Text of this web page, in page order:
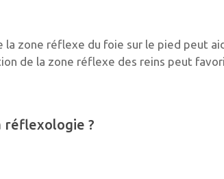
la zone réflexe du foie sur le pied peut
de la zone réflexe des reins peut
réflexologie ?